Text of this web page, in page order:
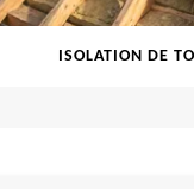
ISOLATION DE